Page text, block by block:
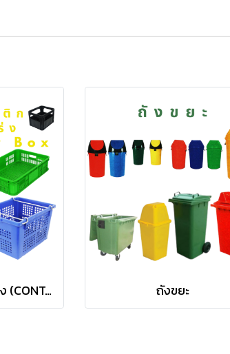
ลังพลาสติกแบบโปร่ง (CONTAINER BOX ) ถังขยะ